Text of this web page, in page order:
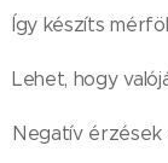
Így készíts
Lehet, hogy
Negatív érzések